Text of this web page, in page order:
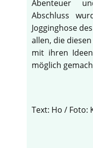
Abenteuer
Abschluss
Jogginghose
allen, die
mit ihren
möglich
Text: Ho / Foto: